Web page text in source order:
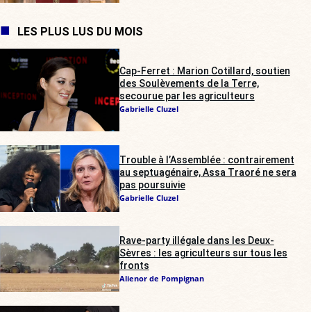
LES PLUS LUS DU MOIS
Cap-Ferret : Marion Cotillard, soutien
des Soulèvements de la Terre,
secourue par les agriculteurs
Gabrielle Cluzel
Trouble à l’Assemblée : contrairement
au septuagénaire, Assa Traoré ne sera
pas poursuivie
Gabrielle Cluzel
Rave-party illégale dans les Deux-
Sèvres : les agriculteurs sur tous les
fronts
Alienor de Pompignan